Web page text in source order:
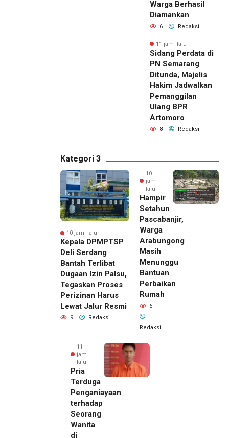
Warga Berhasil
Diamankan
6 Redaksi
11 jam lalu
Sidang Perdata di
PN Semarang
Ditunda, Majelis
Hakim Jadwalkan
Pemanggilan
Ulang BPR
Artomoro
8 Redaksi
Kategori 3
10 jam lalu
Kepala DPMPTSP
Deli Serdang
Bantah Terlibat
Dugaan Izin Palsu,
Tegaskan Proses
Perizinan Harus
Lewat Jalur Resmi
9 Redaksi
10
jam
lalu
Hampir
Setahun
Pascabanjir,
Warga
Arabungong
Masih
Menunggu
Bantuan
Perbaikan
Rumah
6
Redaksi
11
jam
lalu
Pria
Terduga
Penganiayaan
terhadap
Seorang
Wanita
di